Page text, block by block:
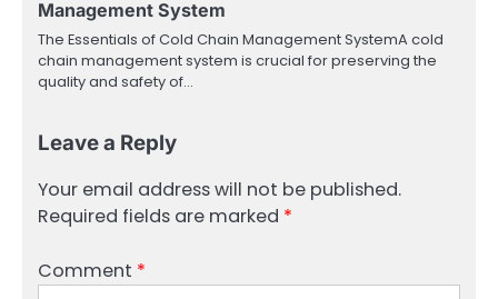
Management System
The Essentials of Cold Chain Management SystemA cold
chain management system is crucial for preserving the
quality and safety of…
Leave a Reply
Your email address will not be published.
Required fields are marked *
Comment *